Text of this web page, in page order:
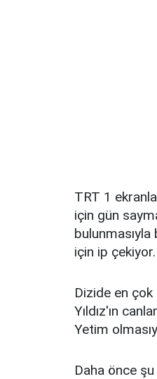
TRT 1
için gün
için ip çekiyor.
Dizide en
Yıldız'ın
Yetim
Daha önce